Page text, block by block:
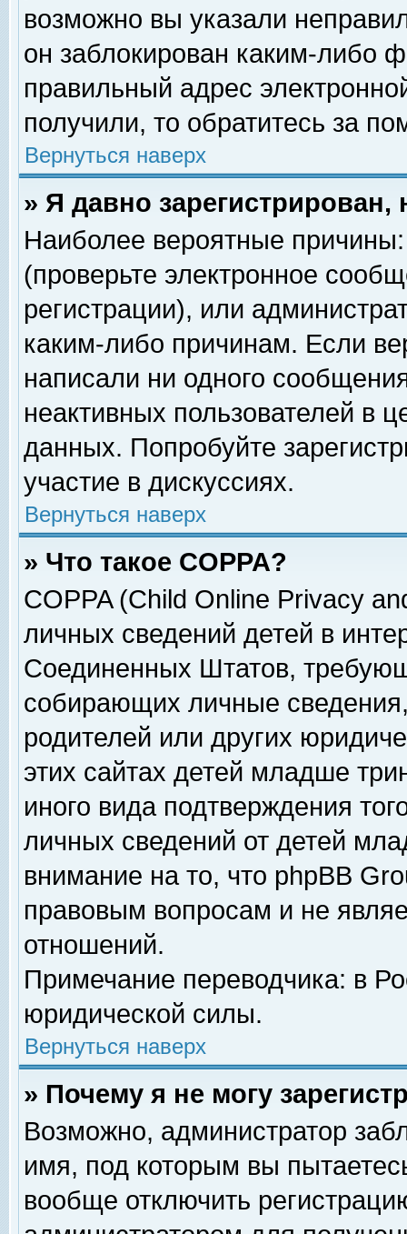
возможно вы указали
он заблокирован каким-либо
правильный адрес
получили, то обратитесь за
Вернуться наверх
» Я давно
Наиболее вероятные
(проверьте электронное
регистрации), или
каким-либо причинам. Если
написали ни одного
неактивных пользователей в
данных. Попробуйте
участие в дискуссиях.
Вернуться наверх
» Что такое COPPA?
COPPA (Child Online Privacy
личных сведений детей в
Соединенных Штатов,
собирающих личные
родителей или других
этих сайтах детей младше
иного вида подтверждения
личных сведений от детей
внимание на то, что phpBB
правовым вопросам и не
отношений.
Примечание переводчика: в
юридической силы.
Вернуться наверх
» Почему я не могу
Возможно, администратор
имя, под которым вы
вообще отключить